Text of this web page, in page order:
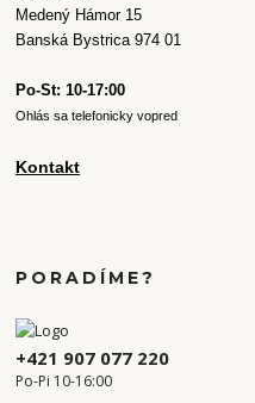
Medený Hámor 15
Banská Bystrica 974 01
Po-St: 10-17:00
Ohlás sa telefonicky vopred
Kontakt
PORADÍME?
+421 907 077 220
Po-Pi 10-16:00